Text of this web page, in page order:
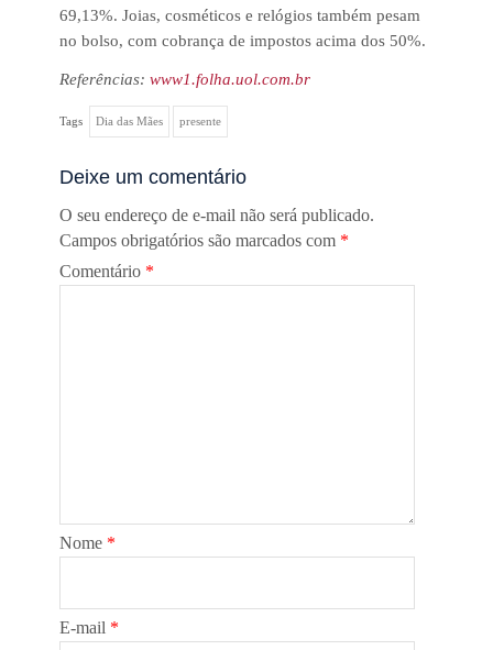
69,13%. Joias, cosméticos e relógios também pesam
no bolso, com cobrança de impostos acima dos 50%.
Referências: www1.folha.uol.com.br
Tags Dia das Mães presente
Deixe um comentário
O seu endereço de e-mail não será publicado.
Campos obrigatórios são marcados com *
Comentário *
Nome *
E-mail *